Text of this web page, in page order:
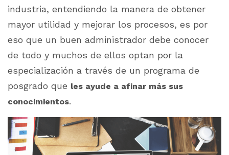
industria, entendiendo la manera de obtener
mayor utilidad y mejorar los procesos, es por
eso que un buen administrador debe conocer
de todo y muchos de ellos optan por la
especialización a través de un programa de
posgrado que les ayude a afinar más sus
conocimientos.